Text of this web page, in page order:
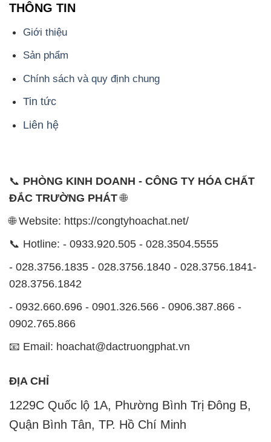
THÔNG TIN
Giới thiệu
Sản phẩm
Chính sách và quy định chung
Tin tức
Liên hệ
📞 PHÒNG KINH DOANH - CÔNG TY HÓA CHẤT
ĐẮC TRƯỜNG PHÁT🌐
🌐 Website: https://congtyhoachat.net/
📞 Hotline: - 0933.920.505 - 028.3504.5555
- 028.3756.1835 - 028.3756.1840 - 028.3756.1841-
028.3756.1842
- 0932.660.696 - 0901.326.566 - 0906.387.866 -
0902.765.866
📧 Email: hoachat@dactruongphat.vn
ĐỊA CHỈ
1229C Quốc lộ 1A, Phường Bình Trị Đông B,
Quận Bình Tân, TP. Hồ Chí Minh